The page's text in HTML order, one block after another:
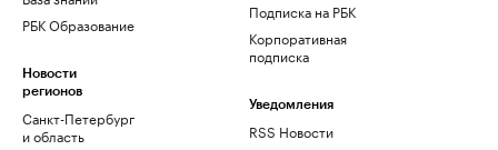
РБК Образование
Новости
регионов
Санкт-Петербург
и область
Подписка на РБК
Корпоративная
подписка
Уведомления
RSS Новости